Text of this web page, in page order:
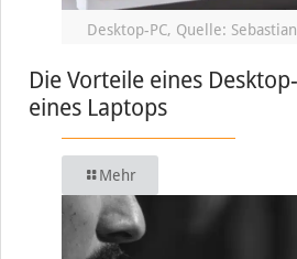
Desktop-PC, Quelle:
Die Vorteile eines
eines Laptops
Mehr